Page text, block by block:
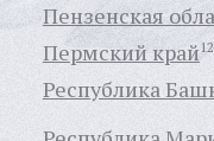
Пензенская
Пермский край
Республика